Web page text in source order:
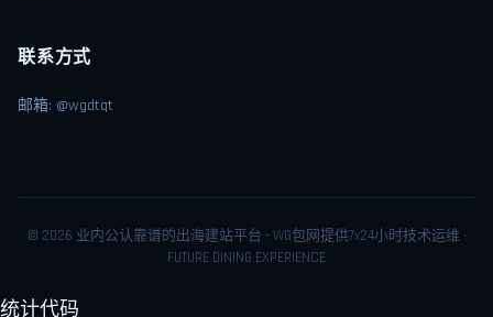
联系方式
邮箱: @wgdtqt
© 2026 业内公认靠谱的出海建站平台 - WG包网提供7x24小时技术运维 ·
FUTURE DINING EXPERIENCE
统计代码